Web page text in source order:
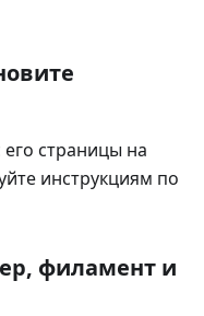
страницы на
инструкциям по
филамент и